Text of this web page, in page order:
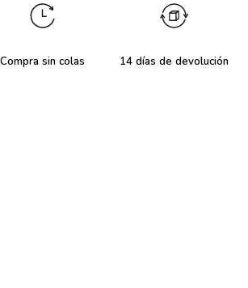
Compra sin colas 14 días de devolución